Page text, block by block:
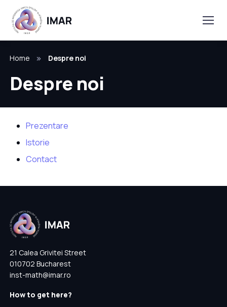
Home Despre noi
Despre noi
Prezentare
Istorie
Contact
21 Calea Grivitei Street
010702 Bucharest
inst-math@imar.ro
How to get here?